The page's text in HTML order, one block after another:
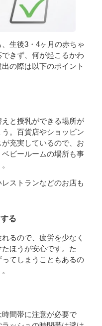
生後3・4ヶ月の赤ちゃ
きず、何が起こるかわ
の際は以下のポイント
と授乳ができる場所が
。百貨店やショッピン
充実しているので、お
ビールームの場所も事
ストランなどのお店も
る
るので、疲労を少なく
ほうが安心です。た
てしまうこともあるの
間帯に注意が必要で